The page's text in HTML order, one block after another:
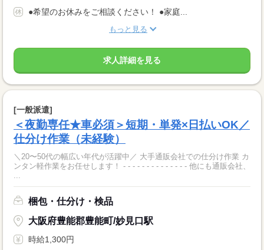
●希望のお休みをご相談ください！ ●家庭...
もっと見る
求人詳細を見る
[一般派遣]
＜夜勤専任★車必須＞短期・単発×日払いOK／
仕分け作業（未経験）
＼20〜50代の幅広い年代が活躍中／ 大手通販会社での仕分け作業 カ
ンタン軽作業をお任せします！ - - - - - - - - - - - - - - 他にも通販会社、
...
梱包・仕分け・検品
大阪府豊能郡豊能町/妙見口駅
時給1,300円